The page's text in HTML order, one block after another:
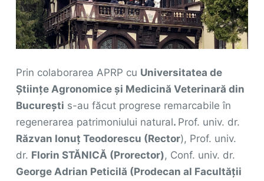
Prin colaborarea APRP cu Universitatea de
Științe Agronomice și Medicină Veterinară din
București s-au făcut progrese remarcabile în
regenerarea patrimoniului natural. Prof. univ. dr.
Răzvan Ionuț Teodorescu (Rector), Prof. univ.
dr. Florin STĂNICĂ (Prorector), Conf. univ. dr.
George Adrian Peticilă (Prodecan al Facultății